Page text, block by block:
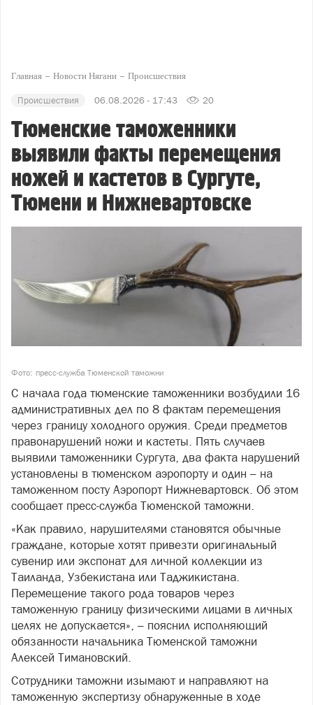
Главная Новости Нягани Происшествия
Происшествия 06.08.2026 - 17:43 20
Тюменские таможенники
выявили факты перемещения
ножей и кастетов в Сургуте,
Тюмени и Нижневартовске
Фото: пресс-служба Тюменской таможни
С начала года тюменские таможенники возбудили 16
административных дел по 8 фактам перемещения
через границу холодного оружия. Среди предметов
правонарушений ножи и кастеты. Пять случаев
выявили таможенники Сургута, два факта нарушений
установлены в тюменском аэропорту и один – на
таможенном посту Аэропорт Нижневартовск. Об этом
сообщает пресс-служба Тюменской таможни.
«Как правило, нарушителями становятся обычные
граждане, которые хотят привезти оригинальный
сувенир или экспонат для личной коллекции из
Таиланда, Узбекистана или Таджикистана.
Перемещение такого рода товаров через
таможенную границу физическими лицами в личных
целях не допускается», – пояснил исполняющий
обязанности начальника Тюменской таможни
Алексей Тимановский.
Сотрудники таможни изымают и направляют на
таможенную экспертизу обнаруженные в ходе